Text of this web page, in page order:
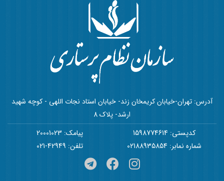
آدرس: تهران-خیابان کریمخان زند- خیابان استاد نجات اللهی - کوچه شهید
ارشد- پلاک 8
کدپستی: 1598774614
پیامک: 20001023
شماره نمابر: 02188935854
تلفن: 42949-021